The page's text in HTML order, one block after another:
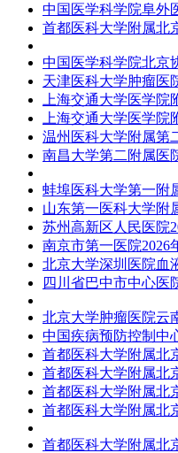
中国医学科学院阜外
首都医科大学附属北
中国医学科学院北京
天津医科大学肿瘤医
上海交通大学医学
上海交通大学医学
温州医科大学附属第
南昌大学第二附属医
蚌埠医科大学第一附
山东第一医科大学附
苏州高新区人民医院
南京市第一医院2026
北京大学深圳医院血
四川省巴中市中心医
北京大学肿瘤医院云
中国疾病预防控制中
首都医科大学附属北
首都医科大学附属北
首都医科大学附属北
首都医科大学附属北
首都医科大学附属北